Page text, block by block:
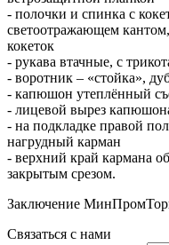
- полочки и спинка с
светоотражающем
кокеток
- рукава втачные, с
- воротник – «стойка»,
- капюшон утеплённый
- лицевой вырез
- на подкладке правой
нагрудный карман
- верхний край кармана
закрытым срезом.
Заключение
Связаться с нами